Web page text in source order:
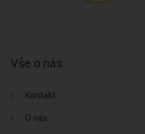
Vše o nás
Kontakt
O nás